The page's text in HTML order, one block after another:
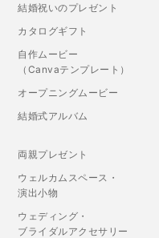
結婚祝いのプレゼント
カタログギフト
自作ムービー
（Canvaテンプレート）
オープニングムービー
結婚式アルバム
両親プレゼント
ウェルカムスペース・
演出小物
ウェディング・
ブライダルアクセサリー